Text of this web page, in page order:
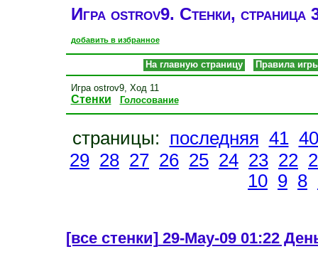
Игра ostrov9. Стенки, страница
добавить в избранное
На главную страницу Правила
Игра ostrov9, Ход 11
Стенки Голосование
страницы: последняя 41
40
29 28 27 26 25 24 23 22
10 9 8
[все стенки]29-May-09 01:22